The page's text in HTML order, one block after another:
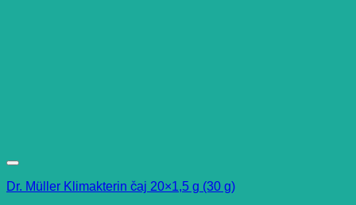
Dr. Müller Klimakterin čaj 20×1,5 g (30 g)